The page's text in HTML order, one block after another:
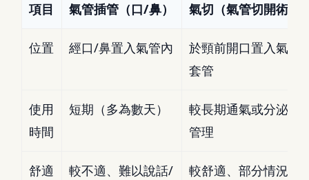
項目 氣管插管（口/鼻） 氣切（氣管切開術）
位置 經口/鼻置入氣管內
於頸前開口置入氣切
套管
使用
時間
短期（多為數天）
較長期通氣或分泌物
管理
舒適
較不適、難以說話/
較舒適、部分情況可